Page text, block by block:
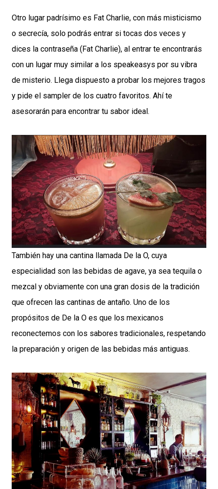
Otro lugar padrísimo es Fat Charlie, con más misticismo
o secrecía, solo podrás entrar si tocas dos veces y
dices la contraseña (Fat Charlie), al entrar te encontrarás
con un lugar muy similar a los speakeasys por su vibra
de misterio. Llega dispuesto a probar los mejores tragos
y pide el sampler de los cuatro favoritos. Ahí te
asesorarán para encontrar tu sabor ideal.
También hay una cantina llamada De la O, cuya
especialidad son las bebidas de agave, ya sea tequila o
mezcal y obviamente con una gran dosis de la tradición
que ofrecen las cantinas de antaño. Uno de los
propósitos de De la O es que los mexicanos
reconectemos con los sabores tradicionales, respetando
la preparación y origen de las bebidas más antiguas.